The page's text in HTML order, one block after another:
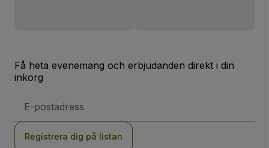
Få heta evenemang och erbjudanden direkt i din
inkorg
postadress
Registrera dig på listan